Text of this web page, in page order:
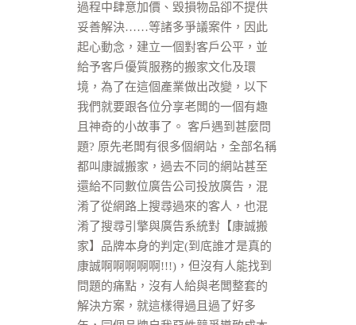
過程中肆意加價、毀損物品卻不提供
妥善解決……等諸多爭議案件，因此
起心動念，建立一個對客戶公平，並
給予客戶優質服務的搬家文化及環
境，為了在這個產業做出改變，以下
我們就要跟各位分享老闆的一個有趣
且神奇的小故事了。 客戶遇到甚麼問
題? 原先老闆有很多個網站，全部名稱
都叫康誠搬家，過去不同的網站甚至
還給不同數位廣告公司投放廣告，混
淆了從網路上搜尋過來的客人，也混
淆了搜尋引擎與廣告系統對【康誠搬
家】品牌本身的判定(到底誰才是真的
康誠啊啊啊啊啊!!!)，但沒有人能找到
問題的痛點，沒有人給與老闆整套的
解決方案，就這樣得過且過了好多